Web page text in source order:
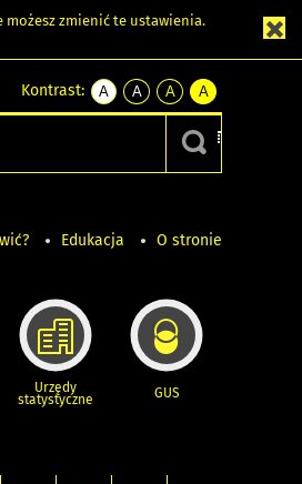
możesz zmienić te ustawienia.
Kontrast:
A
kontrast
A
kontrast
czarnym
A
kontrast
żółty
tekst
czarnym
A
kontrast
czarny
tekst
żółtym
Edukacja O stronie
Urzędy
statystyczne GUS